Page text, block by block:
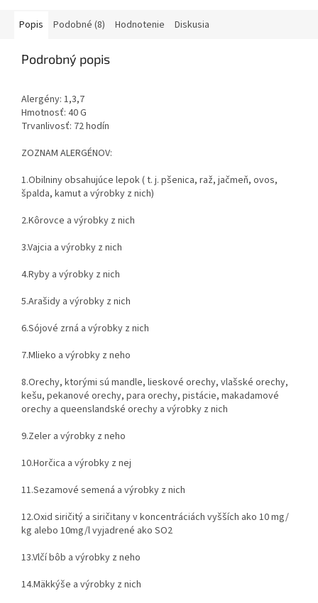
Popis Podobné (8) Hodnotenie Diskusia
Podrobný popis
Alergény: 1,3,7
Hmotnosť: 40 G
Trvanlivosť: 72 hodín
ZOZNAM ALERGÉNOV:
1.Obilniny obsahujúce lepok ( t. j. pšenica, raž, jačmeň, ovos,
špalda, kamut a výrobky z nich)
2.Kôrovce a výrobky z nich
3.Vajcia a výrobky z nich
4.Ryby a výrobky z nich
5.Arašidy a výrobky z nich
6.Sójové zrná a výrobky z nich
7.Mlieko a výrobky z neho
8.Orechy, ktorými sú mandle, lieskové orechy, vlašské orechy,
kešu, pekanové orechy, para orechy, pistácie, makadamové
orechy a queenslandské orechy a výrobky z nich
9.Zeler a výrobky z neho
10.Horčica a výrobky z nej
11.Sezamové semená a výrobky z nich
12.Oxid siričitý a siričitany v koncentráciách vyšších ako 10 mg/
kg alebo 10mg/l vyjadrené ako SO2
13.Vlčí bôb a výrobky z neho
14.Mäkkýše a výrobky z nich